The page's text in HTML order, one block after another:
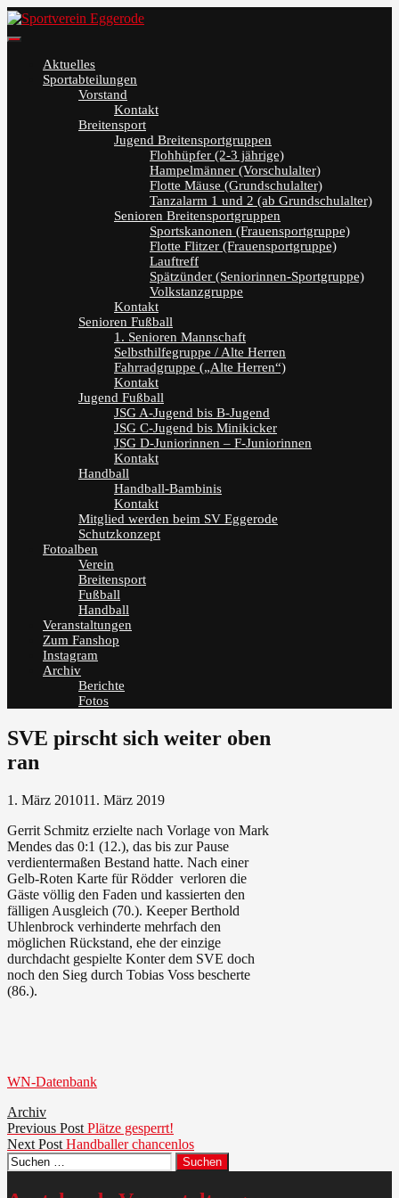
Skip
to
Aktuelles
Sportabteilungen
Vorstand
Kontakt
Breitensport
Jugend Breitensportgruppen
Flohhüpfer (2-3 jährige)
Hampelmänner (Vorschulalter)
Flotte Mäuse (Grundschulalter)
Tanzalarm 1 und 2 (ab Grundschulalter)
Senioren Breitensportgruppen
Sportskanonen (Frauensportgruppe)
Flotte Flitzer (Frauensportgruppe)
Lauftreff
Spätzünder (Seniorinnen-Sportgruppe)
Volkstanzgruppe
Kontakt
Senioren Fußball
1. Senioren Mannschaft
Selbsthilfegruppe / Alte Herren
Fahrradgruppe („Alte Herren“)
Kontakt
Jugend Fußball
JSG A-Jugend bis B-Jugend
JSG C-Jugend bis Minikicker
JSG D-Juniorinnen – F-Juniorinnen
Kontakt
Handball
Handball-Bambinis
Kontakt
Mitglied werden beim SV Eggerode
Schutzkonzept
Fotoalben
Verein
Breitensport
Fußball
Handball
Veranstaltungen
Zum Fanshop
Instagram
Archiv
Berichte
Fotos
SVE pirscht sich weiter oben
ran
1. März 201011. März 2019
Gerrit Schmitz erzielte nach Vorlage von Mark
Mendes das 0:1 (12.), das bis zur Pause
verdientermaßen Bestand hatte. Nach einer
Gelb-Roten Karte für Rödder verloren die
Gäste völlig den Faden und kassierten den
fälligen Ausgleich (70.). Keeper Berthold
Uhlenbrock verhinderte mehrfach den
möglichen Rückstand, ehe der einzige
durchdacht gespielte Konter dem SVE doch
noch den Sieg durch Tobias Voss bescherte
(86.).
WN-Datenbank
Archiv
Beitragsnavigation
Previous Post Previous
post:
Plätze gesperrt!
Next Post Next
post:
Handballer chancenlos
Suchen
nach: